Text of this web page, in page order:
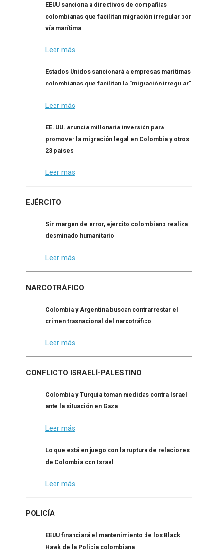
EEUU sanciona a directivos de compañías
colombianas que facilitan migración irregular por
vía marítima
Leer más
Estados Unidos sancionará a empresas marítimas
colombianas que facilitan la "migración irregular"
Leer más
EE. UU. anuncia millonaria inversión para
promover la migración legal en Colombia y otros
23 países
Leer más
EJÉRCITO
Sin margen de error, ejercito colombiano realiza
desminado humanitario
Leer más
NARCOTRÁFICO
Colombia y Argentina buscan contrarrestar el
crimen trasnacional del narcotráfico
Leer más
CONFLICTO ISRAELÍ-PALESTINO
Colombia y Turquía toman medidas contra Israel
ante la situación en Gaza
Leer más
Lo que está en juego con la ruptura de relaciones
de Colombia con Israel
Leer más
POLICÍA
EEUU financiará el mantenimiento de los Black
Hawk de la Policía colombiana